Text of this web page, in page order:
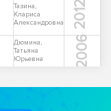
Тазина,
Клариса
Александровна
2012
Дюмина,
Татьяна
Юрьевна
2006